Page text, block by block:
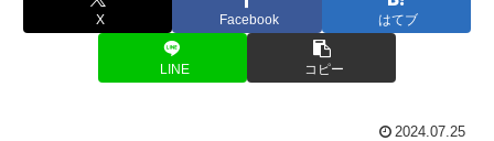
X Facebook はてブ
LINE コピー
2024.07.25